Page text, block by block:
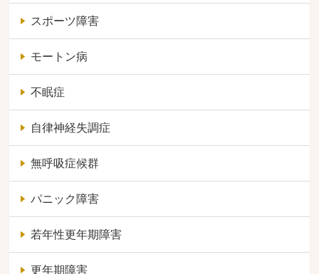
スポーツ障害
モートン病
不眠症
自律神経失調症
無呼吸症候群
パニック障害
若年性更年期障害
更年期障害